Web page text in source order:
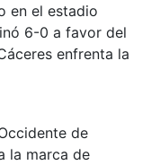
en el estadio
6-0 a favor del
enfrenta la
de
la marca de